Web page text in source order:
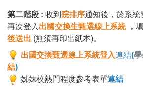
第二階段 : 收到 院排序通知後，於系統
再次登入 出國交換生甄選線上系統 ，
後送出 (無須再印出紙本)。
出國交換甄選線上系統登入連結(學
結)
姊妹校熱門程度參考表單連結